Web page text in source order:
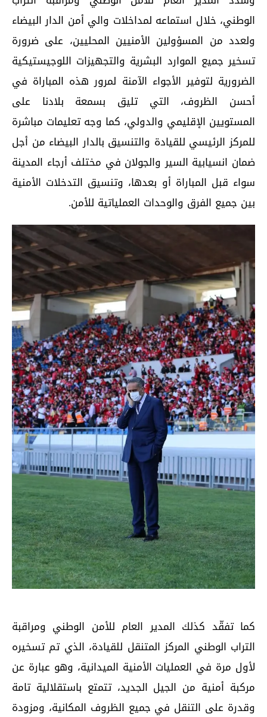
الوطني، خلال استماعه لمداخلات والي أمن الدار البيضاء
ولعدد من المسؤولين الأمنيين المحليين، على ضرورة
تسخير جميع الموارد البشرية والتجهيزات اللوجيستيكية
الضرورية لتوفير الأجواء الآمنة لمرور هذه المباراة في
أحسن الظروف، التي تليق بسمعة بلادنا على
المستويين الإقليمي والدولي، كما وجه تعليمات مباشرة
للمركز الرئيسي للقيادة والتنسيق بالدار البيضاء من أجل
ضمان انسيابية السير والجولان في مختلف أرجاء المدينة
سواء قبل المباراة أو بعدها، وتنسيق التدخلات الأمنية
بين جميع الفرق والوحدات العملياتية للأمن.
كما تفقّد كذلك المدير العام للأمن الوطني ومراقبة
التراب الوطني المركز المتنقل للقيادة، الذي تم تسخيره
لأول مرة في العمليات الأمنية الميدانية، وهو عبارة عن
مركبة أمنية من الجيل الجديد، تتمتع باستقلالية تامة
وقدرة على التنقل في جميع الظروف المكانية، ومزودة